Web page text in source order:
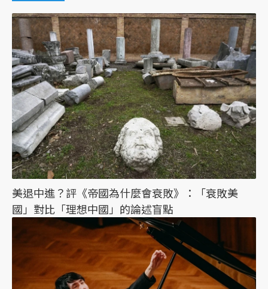
美退中進？評《帝國為什麼會衰敗》：「衰敗美
國」對比「理想中國」的論述盲點